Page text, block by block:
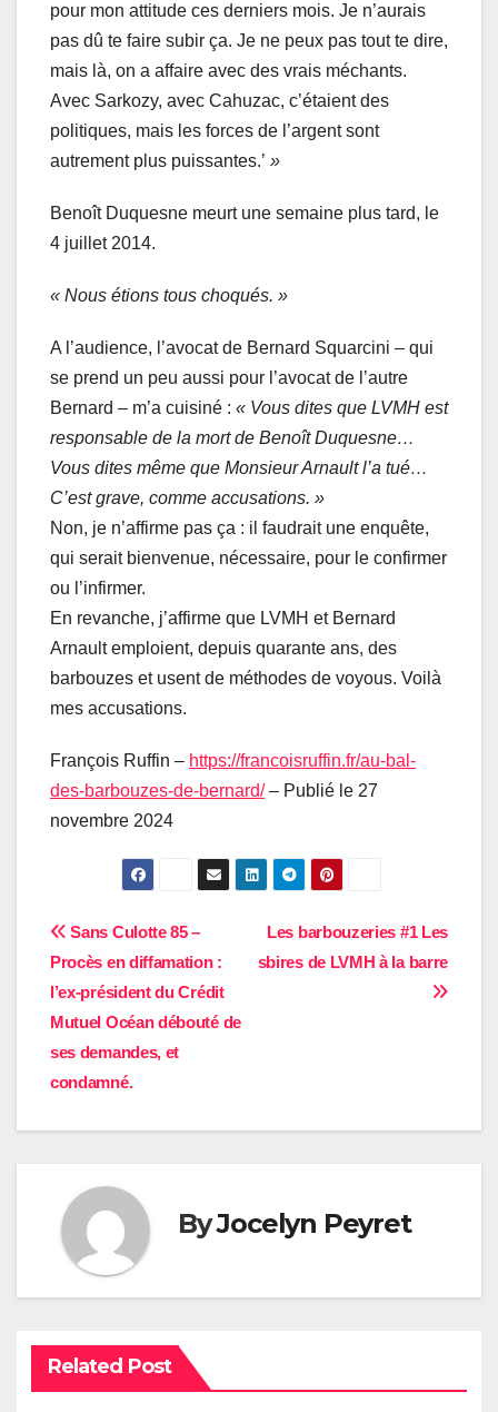
pour mon attitude ces derniers mois. Je n’aurais
pas dû te faire subir ça. Je ne peux pas tout te dire,
mais là, on a affaire avec des vrais méchants.
Avec Sarkozy, avec Cahuzac, c’étaient des
politiques, mais les forces de l’argent sont
autrement plus puissantes.’ »
Benoît Duquesne meurt une semaine plus tard, le
4 juillet 2014.
« Nous étions tous choqués. »
A l’audience, l’avocat de Bernard Squarcini – qui
se prend un peu aussi pour l’avocat de l’autre
Bernard – m’a cuisiné : « Vous dites que LVMH est
responsable de la mort de Benoît Duquesne…
Vous dites même que Monsieur Arnault l’a tué…
C’est grave, comme accusations. »
Non, je n’affirme pas ça : il faudrait une enquête,
qui serait bienvenue, nécessaire, pour le confirmer
ou l’infirmer.
En revanche, j’affirme que LVMH et Bernard
Arnault emploient, depuis quarante ans, des
barbouzes et usent de méthodes de voyous. Voilà
mes accusations.
François Ruffin – https://francoisruffin.fr/au-bal-
des-barbouzes-de-bernard/ – Publié le 27
novembre 2024
Navigation
de
l’article
Les barbouzeries #1 Les
sbires de LVMH à la barre
Sans Culotte 85 –
Procès en diffamation :
l’ex-président du Crédit
Mutuel Océan débouté de
ses demandes, et
condamné.
ByJocelyn Peyret
Related Post